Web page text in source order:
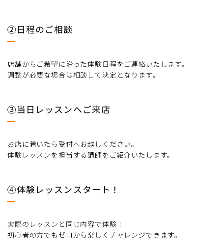
②日程のご相談
店舗からご希望に沿った体験日程をご連絡いたします。
調整が必要な場合は相談して決定となります。
③当日レッスンへご来店
お店に着いたら受付へお越しください。
体験レッスンを担当する講師をご紹介いたします。
④体験レッスンスタート！
実際のレッスンと同じ内容で体験！
初心者の方でもゼロから楽しくチャレンジできます。